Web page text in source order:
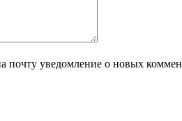
почту уведомление о новых